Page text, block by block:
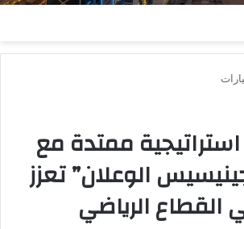
المظلم
ممتدة مع
الوعلان” تعزز
الرياضي